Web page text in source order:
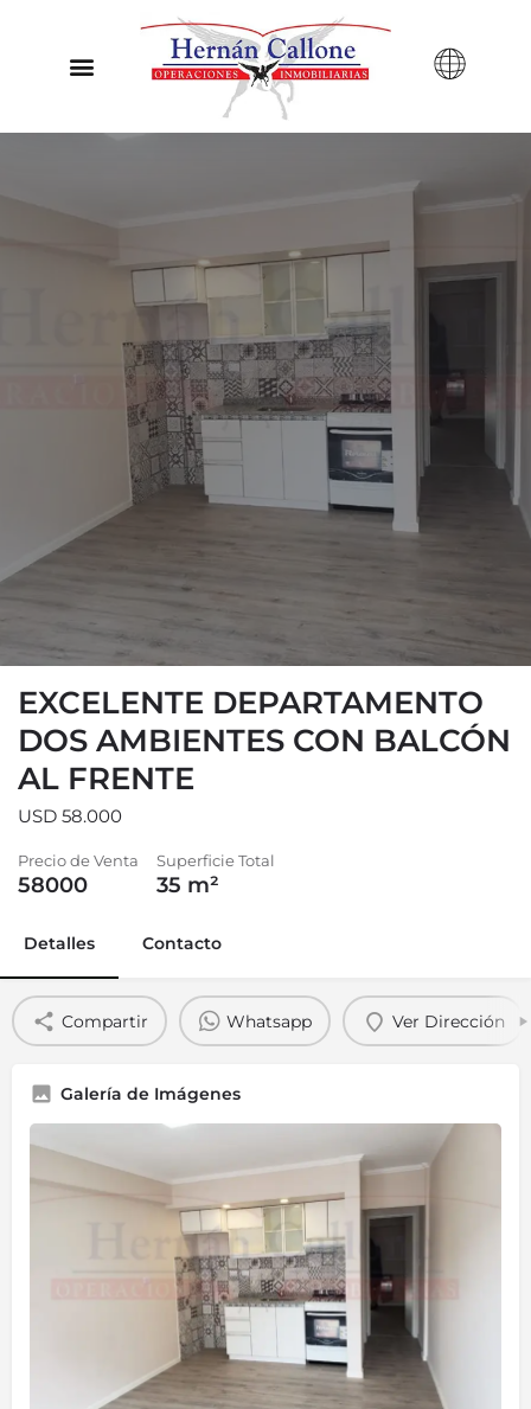
EXCELENTE DEPARTAMENTO
DOS AMBIENTES CON BALCÓN
AL FRENTE
USD 58.000
Precio de Venta
58000
Superficie Total
35 m²
Detalles Contacto
Compartir Whatsapp Ver Dirección
Galería de Imágenes